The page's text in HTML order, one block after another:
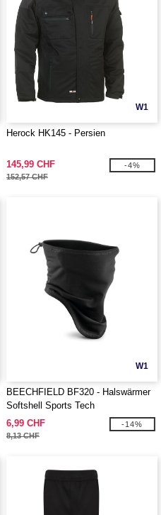
W1
Herock HK145 - Persien
145,99 CHF
152,57 CHF
-4%
W1
BEECHFIELD BF320 - Halswärmer
Softshell Sports Tech
6,99 CHF
8,13 CHF
-14%